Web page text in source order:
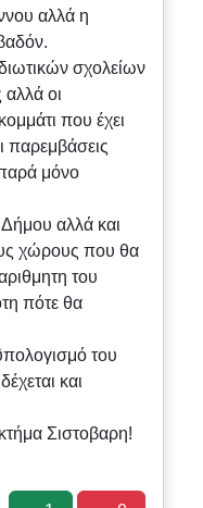
αλλά η
σχολείων
οι
που έχει
παρεμβάσεις
παρά μόνο
αλλά και
χώρους που θα
του
πότε θα
του
και
Σιστοβαρη!